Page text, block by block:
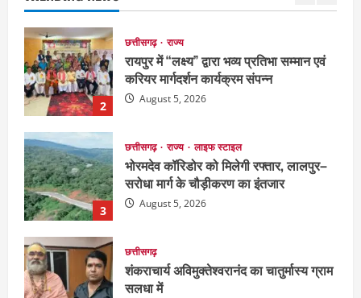
3
छत्तीसगढ़ राज्य
भोरमदेव कॉरिडोर को मिलेगी रफ्तार, लालपुर–
सरोधा मार्ग के चौड़ीकरण का इंतजार
August 5, 2026
4
छत्तीसगढ़
शंकराचार्य अविमुक्तेश्वरानंद का चातुर्मास्य ग्राम
सलधा में
July 28, 2026
छत्तीसगढ़
संस्कृत विद्यालय में आधी रात लगी भीषण आग,
मची अफरा- तफरी